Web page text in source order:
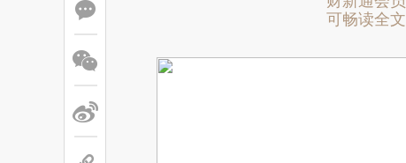
可畅读全文